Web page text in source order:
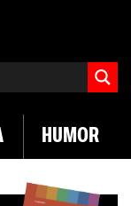
HUMOR